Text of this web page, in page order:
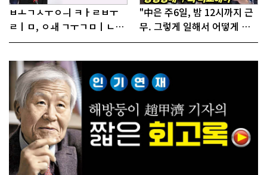
ㅂㅗㄱㅅㅜㅇㅢ ㅋㅏㄹㅂㅜ
ㄹㅣㅁ, ㅇㅙ ㄱㅜㄱㅁㅣㄴㄷ
ㅡㄹㅇㅣ ㄷㅏㅇㅎㅐㅇㅑ ㅎ
"中은 주6일, 밤 12시까지 근
무. 그렇게 일해서 어떻게 경
쟁하냐 반문하더라"